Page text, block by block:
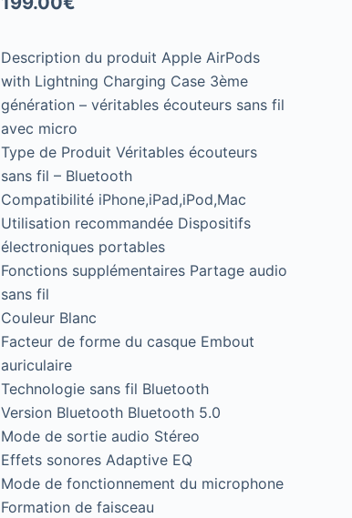
Description du produit Apple AirPods
with Lightning Charging Case 3ème
génération – véritables écouteurs sans fil
avec micro
Type de Produit Véritables écouteurs
sans fil – Bluetooth
Compatibilité iPhone,iPad,iPod,Mac
Utilisation recommandée Dispositifs
électroniques portables
Fonctions supplémentaires Partage audio
sans fil
Couleur Blanc
Facteur de forme du casque Embout
auriculaire
Technologie sans fil Bluetooth
Version Bluetooth Bluetooth 5.0
Mode de sortie audio Stéreo
Effets sonores Adaptive EQ
Mode de fonctionnement du microphone
Formation de faisceau